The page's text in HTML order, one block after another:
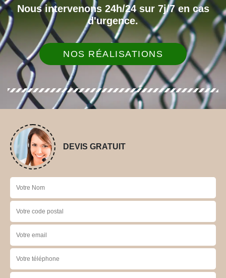
Nous intervenons 24h/24 sur 7j/7 en cas
d'urgence.
NOS RÉALISATIONS
DEVIS GRATUIT